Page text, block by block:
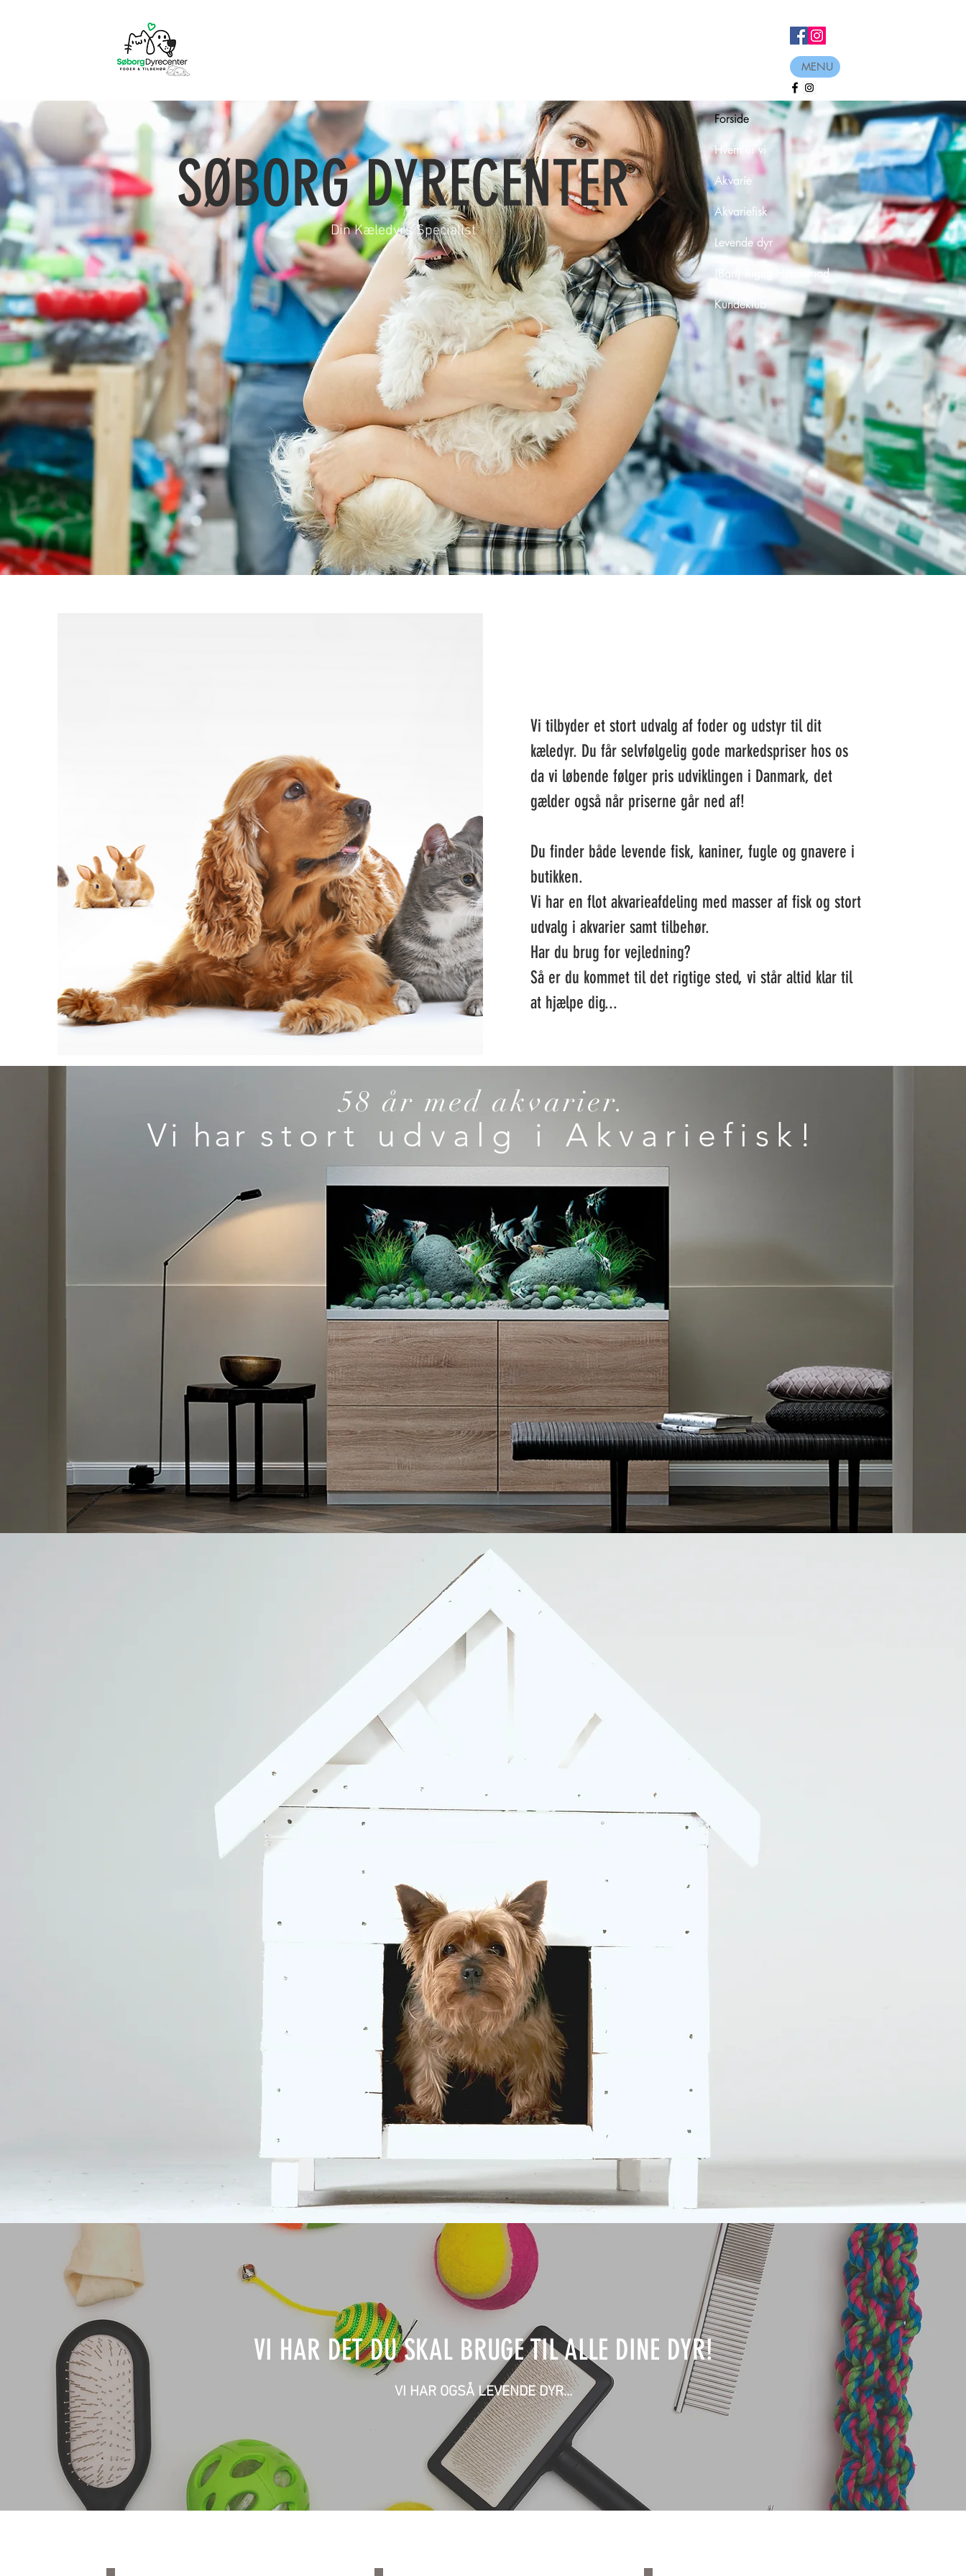
MENU
SØBORG DYRECENTER
Din Kæledyrs Specialist
Forside
Hvem er vi
Akvarie
Akvariefisk
Levende dyr
(Barf) Rigtig Hundemad
Kundeklub
kontakt os
Vi tilbyder et stort udvalg af foder og udstyr til dit
kæledyr. Du får selvfølgelig gode markedspriser hos os
da vi løbende følger pris udviklingen i Danmark, det
gælder også når priserne går ned af!
Du finder både levende fisk, kaniner, fugle og gnavere i
butikken.
Vi har en flot akvarieafdeling med masser af fisk og stort
udvalg i akvarier samt tilbehør.
Har du brug for vejledning?
Så er du kommet til det rigtige sted, vi står altid klar til
at hjælpe dig...
58 år med akvarier.
Vi har stort udvalg i Akvariefisk!
HOS OS ER SPARER MULIGHEDERNE MANGE!
VI HAR DET DU SKAL BRUGE TIL ALLE DINE DYR!
VI HAR OGSÅ LEVENDE DYR...